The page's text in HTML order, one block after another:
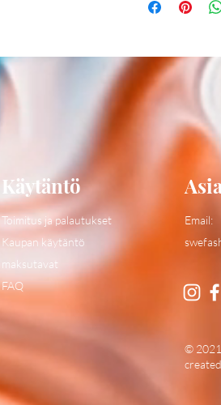
Käytäntö
Toimitus ja palautukset
Kaupan käytäntö
maksutavat
FAQ
Email:
©